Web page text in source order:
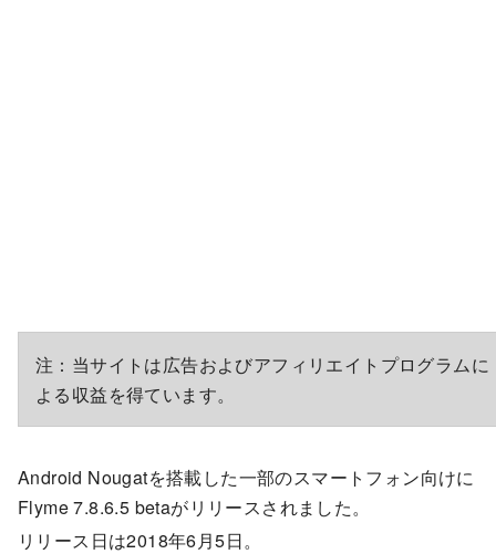
注：当サイトは広告およびアフィリエイトプログラムに
よる収益を得ています。
Android Nougatを搭載した一部のスマートフォン向けに
Flyme 7.8.6.5 betaがリリースされました。
リリース日は2018年6月5日。